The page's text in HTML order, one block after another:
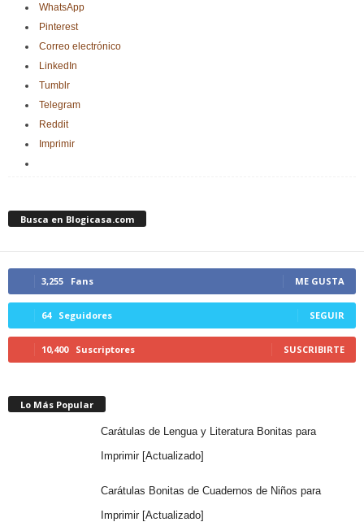
WhatsApp
Pinterest
Correo electrónico
LinkedIn
Tumblr
Telegram
Reddit
Imprimir
Busca en Blogicasa.com
3,255 Fans ME GUSTA
64 Seguidores SEGUIR
10,400 Suscriptores SUSCRIBIRTE
Lo Más Popular
Carátulas de Lengua y Literatura Bonitas para
Imprimir [Actualizado]
Carátulas Bonitas de Cuadernos de Niños para
Imprimir [Actualizado]